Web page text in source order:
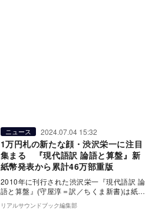
ニュース 2024.07.04 15:32
1万円札の新たな顔・渋沢栄一に注目
集まる 『現代語訳 論語と算盤』新
紙幣発表から累計46万部重版
2010年に刊行された渋沢栄一『現代語訳 論
語と算盤』(守屋淳＝訳／ちくま新書)は紙幣
デザインの変更が発表された2019年4月…
リアルサウンドブック編集部